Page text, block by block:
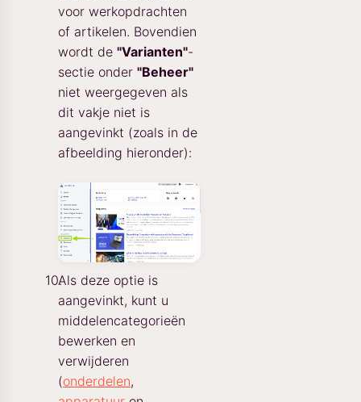
voor werkopdrachten
of artikelen. Bovendien
wordt de "Varianten"-
sectie onder "Beheer"
niet weergegeven als
dit vakje niet is
aangevinkt (zoals in de
afbeelding hieronder):
Als deze optie is
aangevinkt, kunt u
middelencategorieën
bewerken en
verwijderen
(onderdelen,